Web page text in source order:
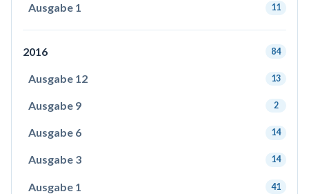
Ausgabe 1 11
2016 84
Ausgabe 12 13
Ausgabe 9 2
Ausgabe 6 14
Ausgabe 3 14
Ausgabe 1 41